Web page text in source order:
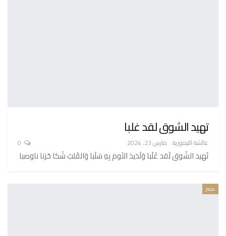
تهيد الشوق لقد غلبا
عائشة التيمورية مارس 23, 2024
تَهيد الشَوق لَقد غَلَبا وَلَذيذ النَوم بِهِ سَلَبا وَالقَلبُ شَكا حُزنا ناوصبا
مصر